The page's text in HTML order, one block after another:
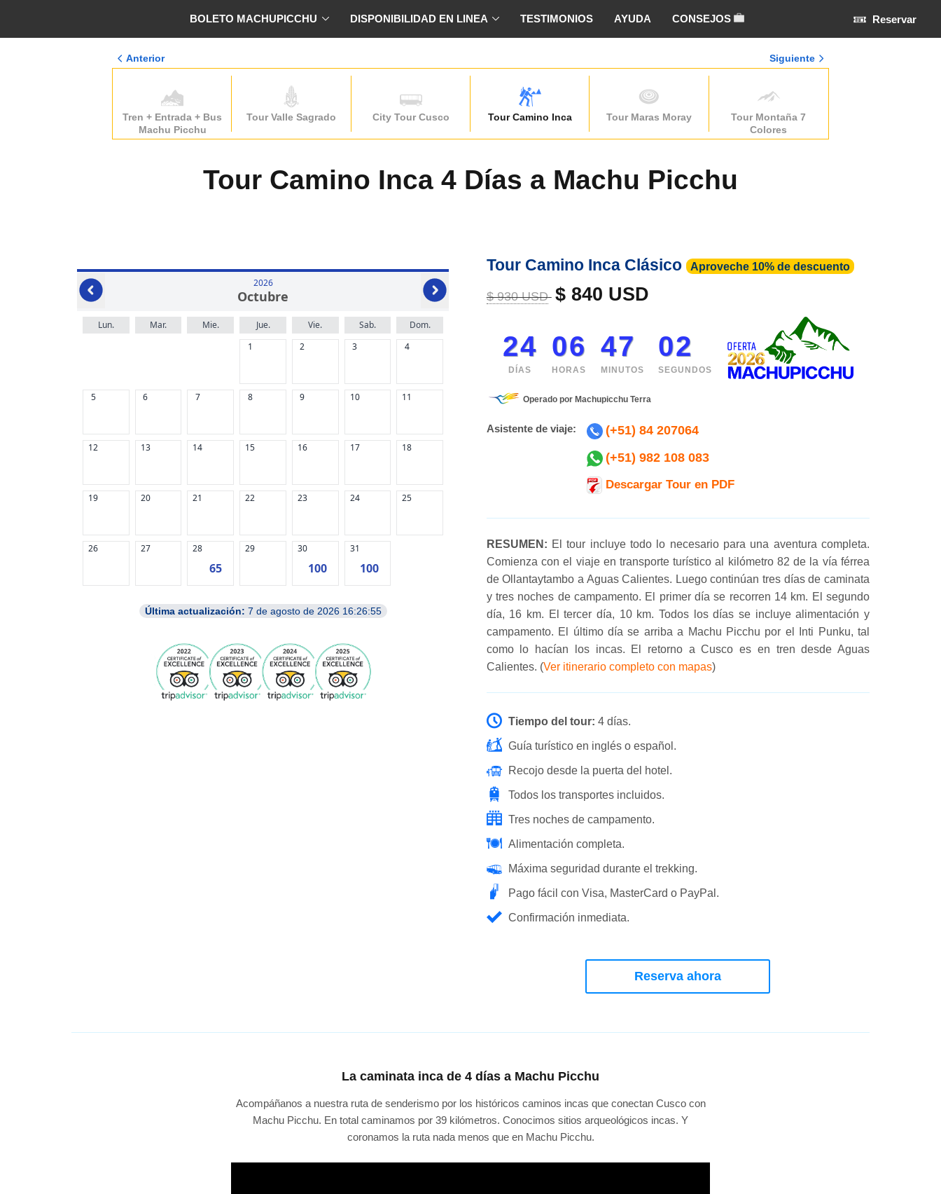
BOLETO MACHUPICCHU DISPONIBILIDAD EN LINEA TESTIMONIOS AYUDA CONSEJOS Reservar
Tren + Entrada + Bus
Machu Picchu
Anterior
Tour Valle Sagrado City Tour Cusco Tour Camino Inca Tour Maras Moray
Tour Montaña 7
Colores
Siguiente
Tour Camino Inca 4 Días a Machu Picchu
2026
Octubre
Lun. Mar. Mie. Jue. Vie. Sab.
Dom.
1
2 3 4
5 6 7 8 9 10 11
12 13 14 15 16 17 18
19 20 21 22 23 24 25
26 27 28
65
29 30
100
31
100
Última actualización: 7 de agosto de 2026 16:26:55
Tour Camino Inca Clásico Aproveche 10% de descuento
$ 930 USD $ 840 USD
24
DÍAS
06
HORAS
47
MINUTOS
01
SEGUNDOS
Operado por Machupicchu Terra
Asistente de viaje:
(+51) 84 207064
(+51) 982 108 083
Descargar Tour en PDF
RESUMEN: El tour incluye todo lo necesario para una aventura completa.
Comienza con el viaje en transporte turístico al kilómetro 82 de la vía férrea
de Ollantaytambo a Aguas Calientes. Luego continúan tres días de caminata
y tres noches de campamento. El primer día se recorren 14 km. El segundo
día, 16 km. El tercer día, 10 km. Todos los días se incluye alimentación y
campamento. El último día se arriba a Machu Picchu por el Inti Punku, tal
como lo hacían los incas. El retorno a Cusco es en tren desde Aguas
Calientes. (Ver itinerario completo con mapas)
Tiempo del tour: 4 días.
Guía turístico en inglés o español.
Recojo desde la puerta del hotel.
Todos los transportes incluidos.
Tres noches de campamento.
Alimentación completa.
Máxima seguridad durante el trekking.
Pago fácil con Visa, MasterCard o PayPal.
Confirmación inmediata.
Reserva ahora
La caminata inca de 4 días a Machu Picchu
Acompáñanos a nuestra ruta de senderismo por los históricos caminos incas que conectan Cusco con
Machu Picchu. En total caminamos por 39 kilómetros. Conocimos sitios arqueológicos incas. Y
coronamos la ruta nada menos que en Machu Picchu.